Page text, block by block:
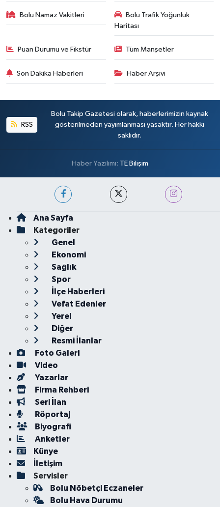
Bolu Namaz Vakitleri
Bolu Trafik Yoğunluk
Haritası
Puan Durumu ve Fikstür Tüm Manşetler
Son Dakika Haberleri Haber Arşivi
RSS
Bolu Takip Gazetesi olarak, haberlerimizin kaynak
gösterilmeden yayımlanması yasaktır. Her hakkı
saklıdır.
Haber Yazılımı: TE Bilişim
Ana Sayfa
Kategoriler
Genel
Ekonomi
Sağlık
Spor
İlçe Haberleri
Vefat Edenler
Yerel
Diğer
Resmi İlanlar
Foto Galeri
Video
Yazarlar
Firma Rehberi
Seri İlan
Röportaj
Biyografi
Anketler
Künye
İletişim
Servisler
Bolu Nöbetçi Eczaneler
Bolu Hava Durumu